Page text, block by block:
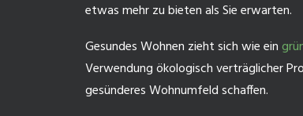
etwas mehr zu bieten als Sie erwarten.
Gesundes Wohnen zieht sich wie ein
Verwendung ökologisch verträglicher
gesünderes Wohnumfeld schaffen.